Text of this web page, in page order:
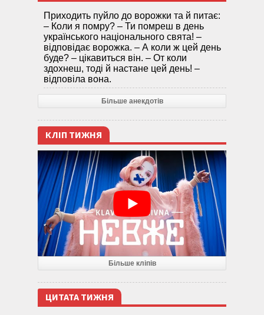
Приходить пуйло до ворожки та й питає:
– Коли я помру? – Ти помреш в день
українського національного свята! –
відповідає ворожка. – А коли ж цей день
буде? – цікавиться він. – От коли
здохнеш, тоді й настане цей день! –
відповіла вона.
Більше анекдотів
КЛІП ТИЖНЯ
Більше кліпів
ЦИТАТА ТИЖНЯ